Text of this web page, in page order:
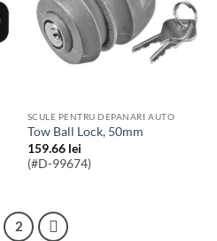
SCULE PENTRU DEPANARI AUTO
Tow Ball Lock, 50mm
159.66 lei
(#D-99674)
2